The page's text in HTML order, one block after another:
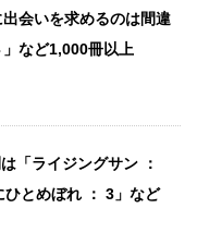
会いを求めるのは間違
など1,000冊以上
「ライジングサン ：
とめぼれ ： 3」など